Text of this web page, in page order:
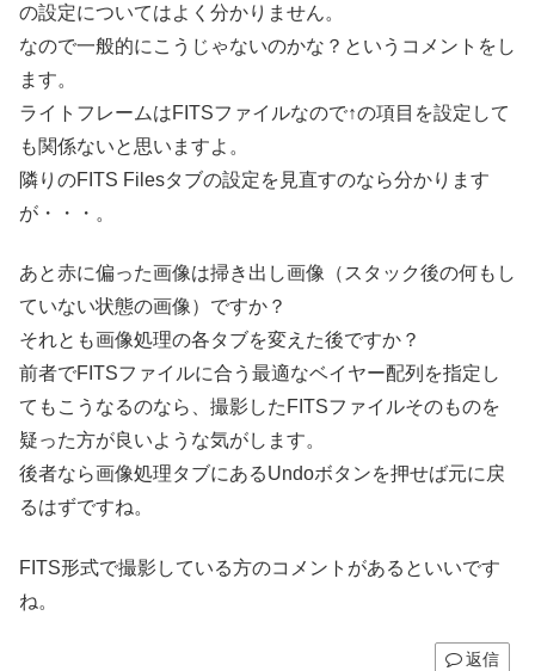
の設定についてはよく分かりません。
なので一般的にこうじゃないのかな？というコメントをし
ます。
ライトフレームはFITSファイルなので↑の項目を設定して
も関係ないと思いますよ。
隣りのFITS Filesタブの設定を見直すのなら分かります
が・・・。
あと赤に偏った画像は掃き出し画像（スタック後の何もし
ていない状態の画像）ですか？
それとも画像処理の各タブを変えた後ですか？
前者でFITSファイルに合う最適なベイヤー配列を指定し
てもこうなるのなら、撮影したFITSファイルそのものを
疑った方が良いような気がします。
後者なら画像処理タブにあるUndoボタンを押せば元に戻
るはずですね。
FITS形式で撮影している方のコメントがあるといいです
ね。
返信